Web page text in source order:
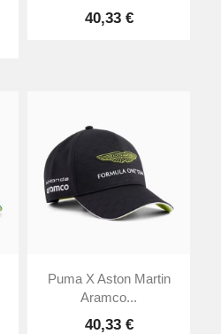
40,33 €
Puma X Aston Martin
Aramco...
40,33 €